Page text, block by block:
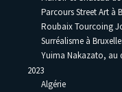
Parcours Street Art à
Roubaix Tourcoing
Surréalisme à
Yuima Nakazato, au
2023
Algérie